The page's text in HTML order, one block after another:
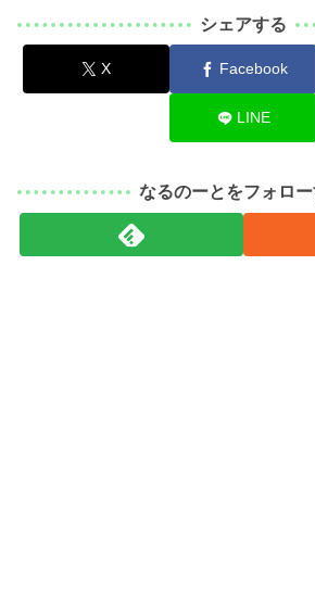
シェアする
X Facebook
LINE
なるのーとをフォロ